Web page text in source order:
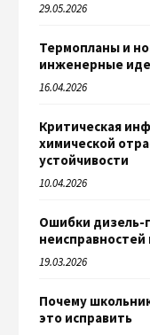
29.05.2026
Термопланы и
инженерные
16.04.2026
Критическая
химической
устойчивости
10.04.2026
Ошибки дизель-
неисправностей
19.03.2026
Почему
это исправить